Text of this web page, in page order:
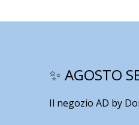
✨ AGOSTO
Il negozio AD by